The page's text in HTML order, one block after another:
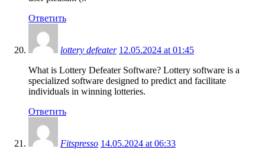
Ответить
lottery defeater 12.05.2024 at 01:45
What is Lottery Defeater Software? Lottery software is a
specialized software designed to predict and facilitate
individuals in winning lotteries.
Ответить
Fitspresso 14.05.2024 at 06:33